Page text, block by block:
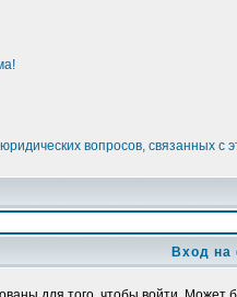
вопросов, связанных с
Вход на